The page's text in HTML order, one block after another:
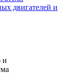
двигателей и
и